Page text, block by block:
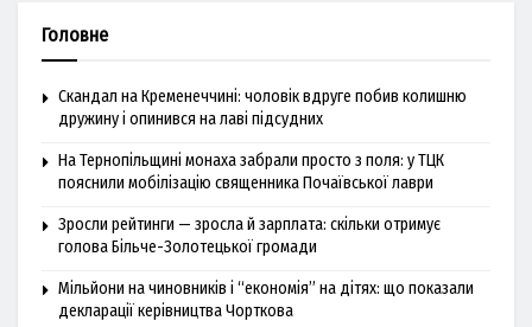
Головне
Скандал на Кременеччині: чоловік вдруге побив колишню
дружину і опинився на лаві підсудних
На Тернопільщині монаха забрали просто з поля: у ТЦК
пояснили мобілізацію священника Почаївської лаври
Зросли рейтинги — зросла й зарплата: скільки отримує
голова Більче-Золотецької громади
Мільйони на чиновників і “економія” на дітях: що показали
декларації керівництва Чорткова